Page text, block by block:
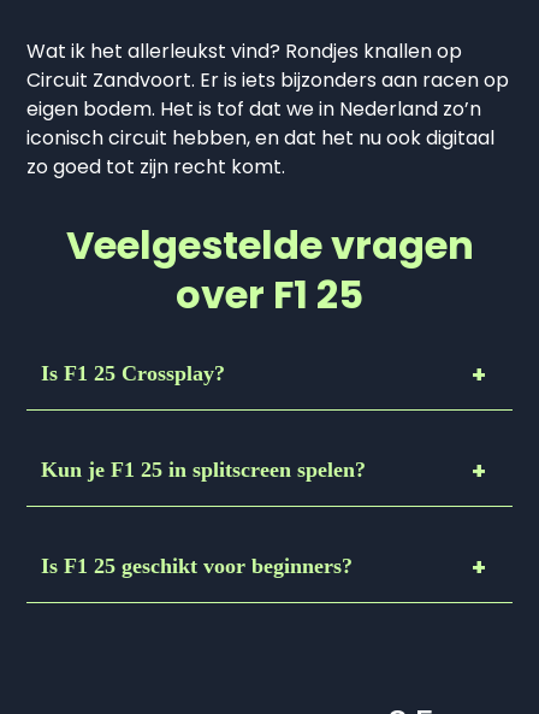
Wat ik het allerleukst vind? Rondjes knallen op
Circuit Zandvoort. Er is iets bijzonders aan racen op
eigen bodem. Het is tof dat we in Nederland zo’n
iconisch circuit hebben, en dat het nu ook digitaal
zo goed tot zijn recht komt.
Veelgestelde vragen
over F1 25
Is F1 25 Crossplay?
Kun je F1 25 in splitscreen spelen?
Is F1 25 geschikt voor beginners?